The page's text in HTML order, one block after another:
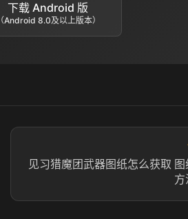
下载 Android 版
（Android 8.0及以上版本）
见习猎魔团武器图纸怎么获取 图
方